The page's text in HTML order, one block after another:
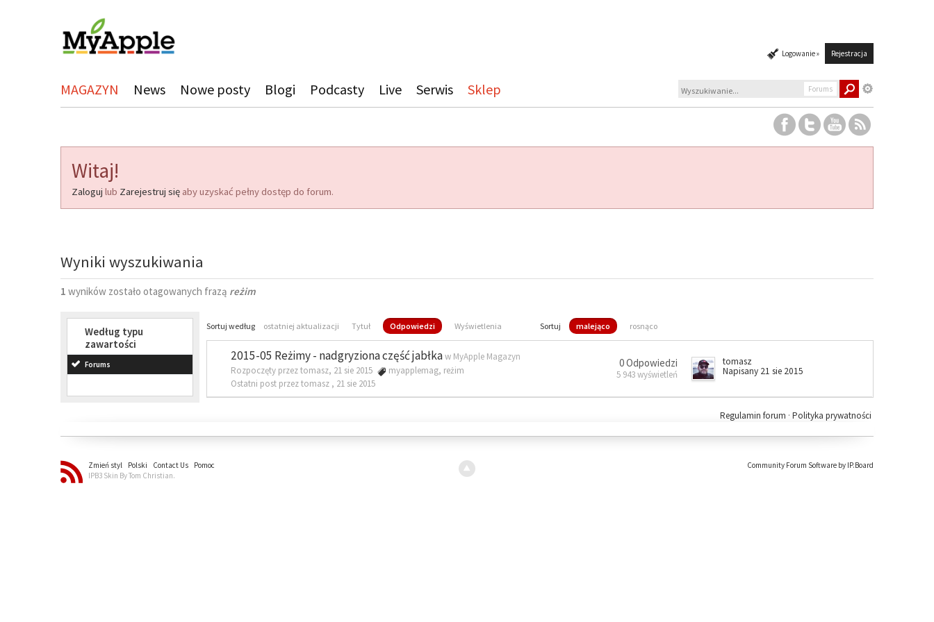
Logowanie » Rejestracja
MAGAZYN News Nowe posty Blogi Podcasty Live Serwis Sklep Forums
Witaj!
Zaloguj lub Zarejestruj się aby uzyskać pełny dostęp do forum.
Wyniki wyszukiwania
1 wyników zostało otagowanych frazą reżim
Według typu
zawartości
Forums
Sortuj według ostatniej aktualizacji Tytuł Odpowiedzi Wyświetlenia Sortuj malejąco rosnąco
2015-05 Reżimy - nadgryziona część jabłkaw MyApple Magazyn
Rozpoczęty przez tomasz, 21 sie 2015
myapplemag, reżim
Ostatni post przez tomasz , 21 sie 2015
0 Odpowiedzi
5 943 wyświetleń
tomasz
Napisany 21 sie 2015
Polityka prywatności
Regulamin forum ·
Zmień styl Polski Contact Us
Pomoc
IPB3 Skin By Tom Christian.
Community Forum Software by IP.Board